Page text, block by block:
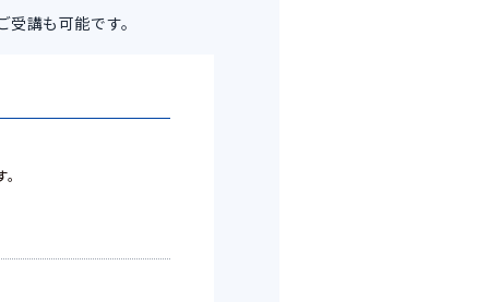
講も可能です。